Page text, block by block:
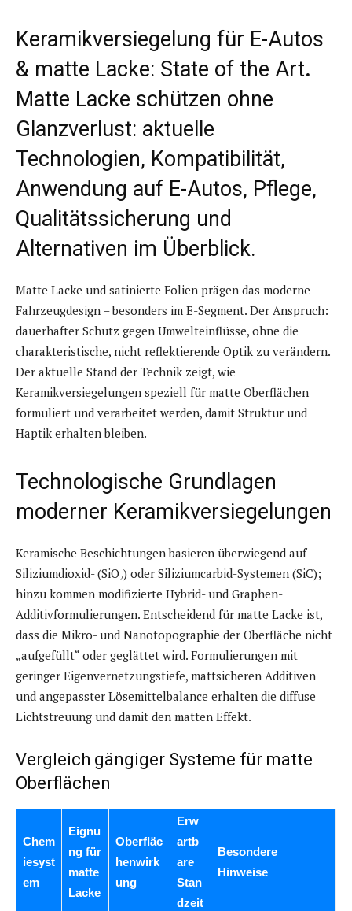
Keramikversiegelung für E-Autos
& matte Lacke: State of the Art.
Matte Lacke schützen ohne
Glanzverlust: aktuelle
Technologien, Kompatibilität,
Anwendung auf E-Autos, Pflege,
Qualitätssicherung und
Alternativen im Überblick.
Matte Lacke und satinierte Folien prägen das moderne
Fahrzeugdesign – besonders im E-Segment. Der Anspruch:
dauerhafter Schutz gegen Umwelteinflüsse, ohne die
charakteristische, nicht reflektierende Optik zu verändern.
Der aktuelle Stand der Technik zeigt, wie
Keramikversiegelungen speziell für matte Oberflächen
formuliert und verarbeitet werden, damit Struktur und
Haptik erhalten bleiben.
Technologische Grundlagen
moderner Keramikversiegelungen
Keramische Beschichtungen basieren überwiegend auf
Siliziumdioxid- (SiO₂) oder Siliziumcarbid-Systemen (SiC);
hinzu kommen modifizierte Hybrid- und Graphen-
Additivformulierungen. Entscheidend für matte Lacke ist,
dass die Mikro- und Nanotopographie der Oberfläche nicht
„aufgefüllt“ oder geglättet wird. Formulierungen mit
geringer Eigenvernetzungstiefe, mattsicheren Additiven
und angepasster Lösemittelbalance erhalten die diffuse
Lichtstreuung und damit den matten Effekt.
Vergleich gängiger Systeme für matte
Oberflächen
Chem
iesyst
em
Eignu
ng für
matte
Lacke
Oberfläc
henwirk
ung
Erw
artb
are
Stan
dzeit
Besondere
Hinweise